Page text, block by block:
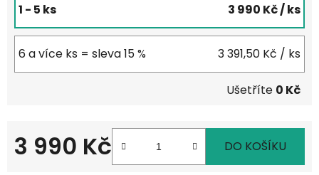
1 - 5 ks 3 990 Kč/ ks
6 a více ks = sleva 15 % 3 391,50 Kč / ks
Ušetříte 0 Kč
3 990 Kč DO KOŠÍKU